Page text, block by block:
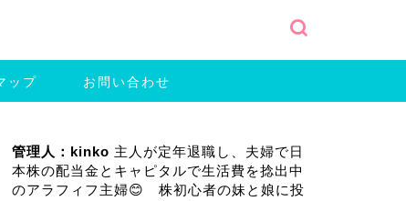
ップ お問い合わせ
管理人：kinko 主人が定年退職し、夫婦で日
本株の配当金とキャピタルで生活費を捻出中
のアラフィフ主婦😊 株初心者の妹と娘に投